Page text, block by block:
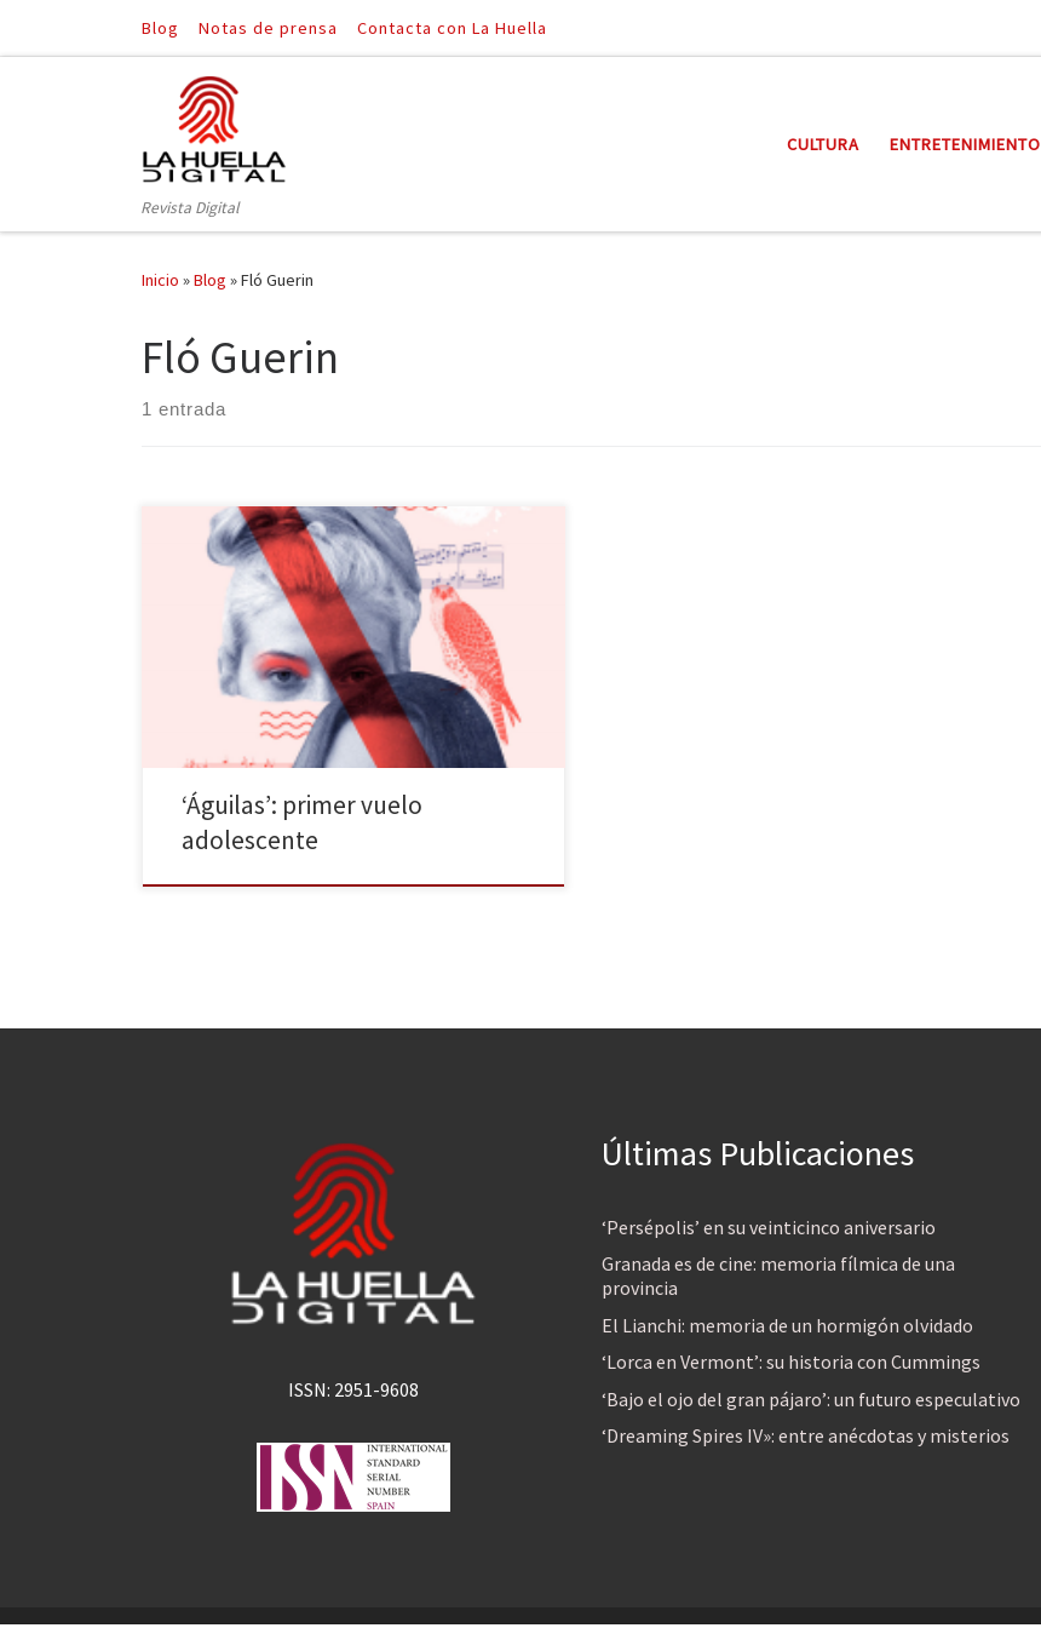
Saltar al contenido
Blog Notas de prensa Contacta con La Huella
Revista Digital
CULTURA ENTRETENIMIENTO
Inicio »Blog »Fló Guerin
Fló Guerin
1 entrada
«Cuando la Reina de las Nieves secuestró a Key, él
quiso decir una plegaria, pero solo le vinieron a la
cabeza tablas de multiplicar. Si uno ya no siente, se
pone a echar cuentas». Son los años ochenta. Una
joven francesa de quince años decide huir del
internado junto […]
‘Águilas’: primer vuelo
adolescente
ISSN: 2951-9608
Últimas Publicaciones
‘Persépolis’ en su veinticinco aniversario
Granada es de cine: memoria fílmica de una
provincia
El Lianchi: memoria de un hormigón olvidado
‘Lorca en Vermont’: su historia con Cummings
‘Bajo el ojo del gran pájaro’: un futuro especulativo
‘Dreaming Spires IV»: entre anécdotas y misterios